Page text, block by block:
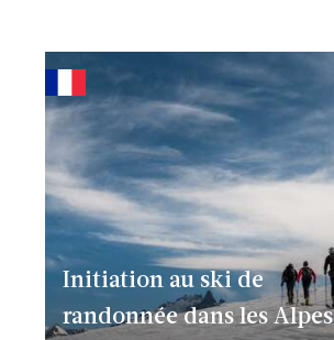
Initiation au ski de
randonnée dans les Alpes